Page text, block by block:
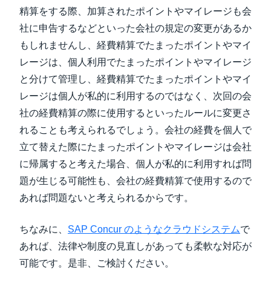
精算をする際、加算されたポイントやマイレージも会
社に申告するなどといった会社の規定の変更があるか
もしれませんし、経費精算でたまったポイントやマイ
レージは、個人利用でたまったポイントやマイレージ
と分けて管理し、経費精算でたまったポイントやマイ
レージは個人が私的に利用するのではなく、次回の会
社の経費精算の際に使用するといったルールに変更さ
れることも考えられるでしょう。会社の経費を個人で
立て替えた際にたまったポイントやマイレージは会社
に帰属すると考えた場合、個人が私的に利用すれば問
題が生じる可能性も、会社の経費精算で使用するので
あれば問題ないと考えられるからです。
ちなみに、 SAP Concur のようなクラウドシステムで
あれば、法律や制度の見直しがあっても柔軟な対応が
可能です。是非、ご検討ください。